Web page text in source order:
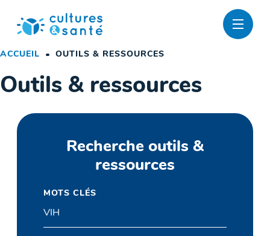
contenu
ACCUEIL OUTILS & RESSOURCES
Outils & ressources
Recherche outils &
ressources
MOTS CLÉS